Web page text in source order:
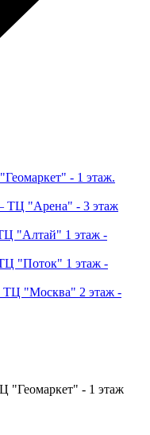
- 1 этаж.
ТЦ "Арена" - 3 этаж
"Алтай" 1 этаж -
"Поток" 1 этаж -
ТЦ "Москва" 2 этаж -
"Геомаркет" - 1 этаж